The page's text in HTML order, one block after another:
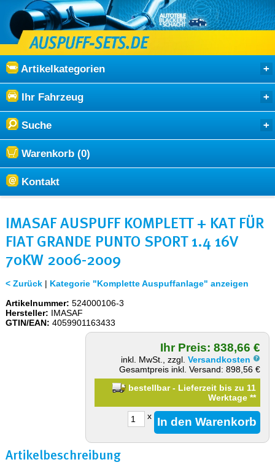
Artikelkategorien
Ihr Fahrzeug
Suche
Warenkorb (0)
Kontakt
IMASAF AUSPUFF KOMPLETT + KAT FÜR
FIAT GRANDE PUNTO SPORT 1.4 16V
70KW 2006-2009
< Zurück| Kategorie "Komplette Auspuffanlage" anzeigen
Artikelnummer: 524000106-3
Hersteller: IMASAF
GTIN/EAN: 4059901163433
Ihr Preis: 838,66 €
inkl. MwSt., zzgl.Versandkosten
Gesamtpreis inkl. Versand: 898,56 €
bestellbar - Lieferzeit bis zu 11
Werktage**
x
Artikelbeschreibung